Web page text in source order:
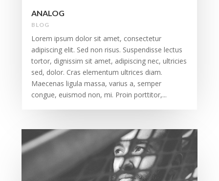
ANALOG
BLOG
Lorem ipsum dolor sit amet, consectetur
adipiscing elit. Sed non risus. Suspendisse lectus
tortor, dignissim sit amet, adipiscing nec, ultricies
sed, dolor. Cras elementum ultrices diam.
Maecenas ligula massa, varius a, semper
congue, euismod non, mi. Proin porttitor,...